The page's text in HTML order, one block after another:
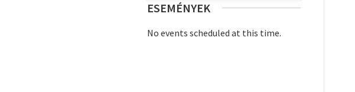
ESEMÉNYEK
No events scheduled at this time.